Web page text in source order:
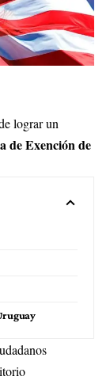
lograr un
de Exención de